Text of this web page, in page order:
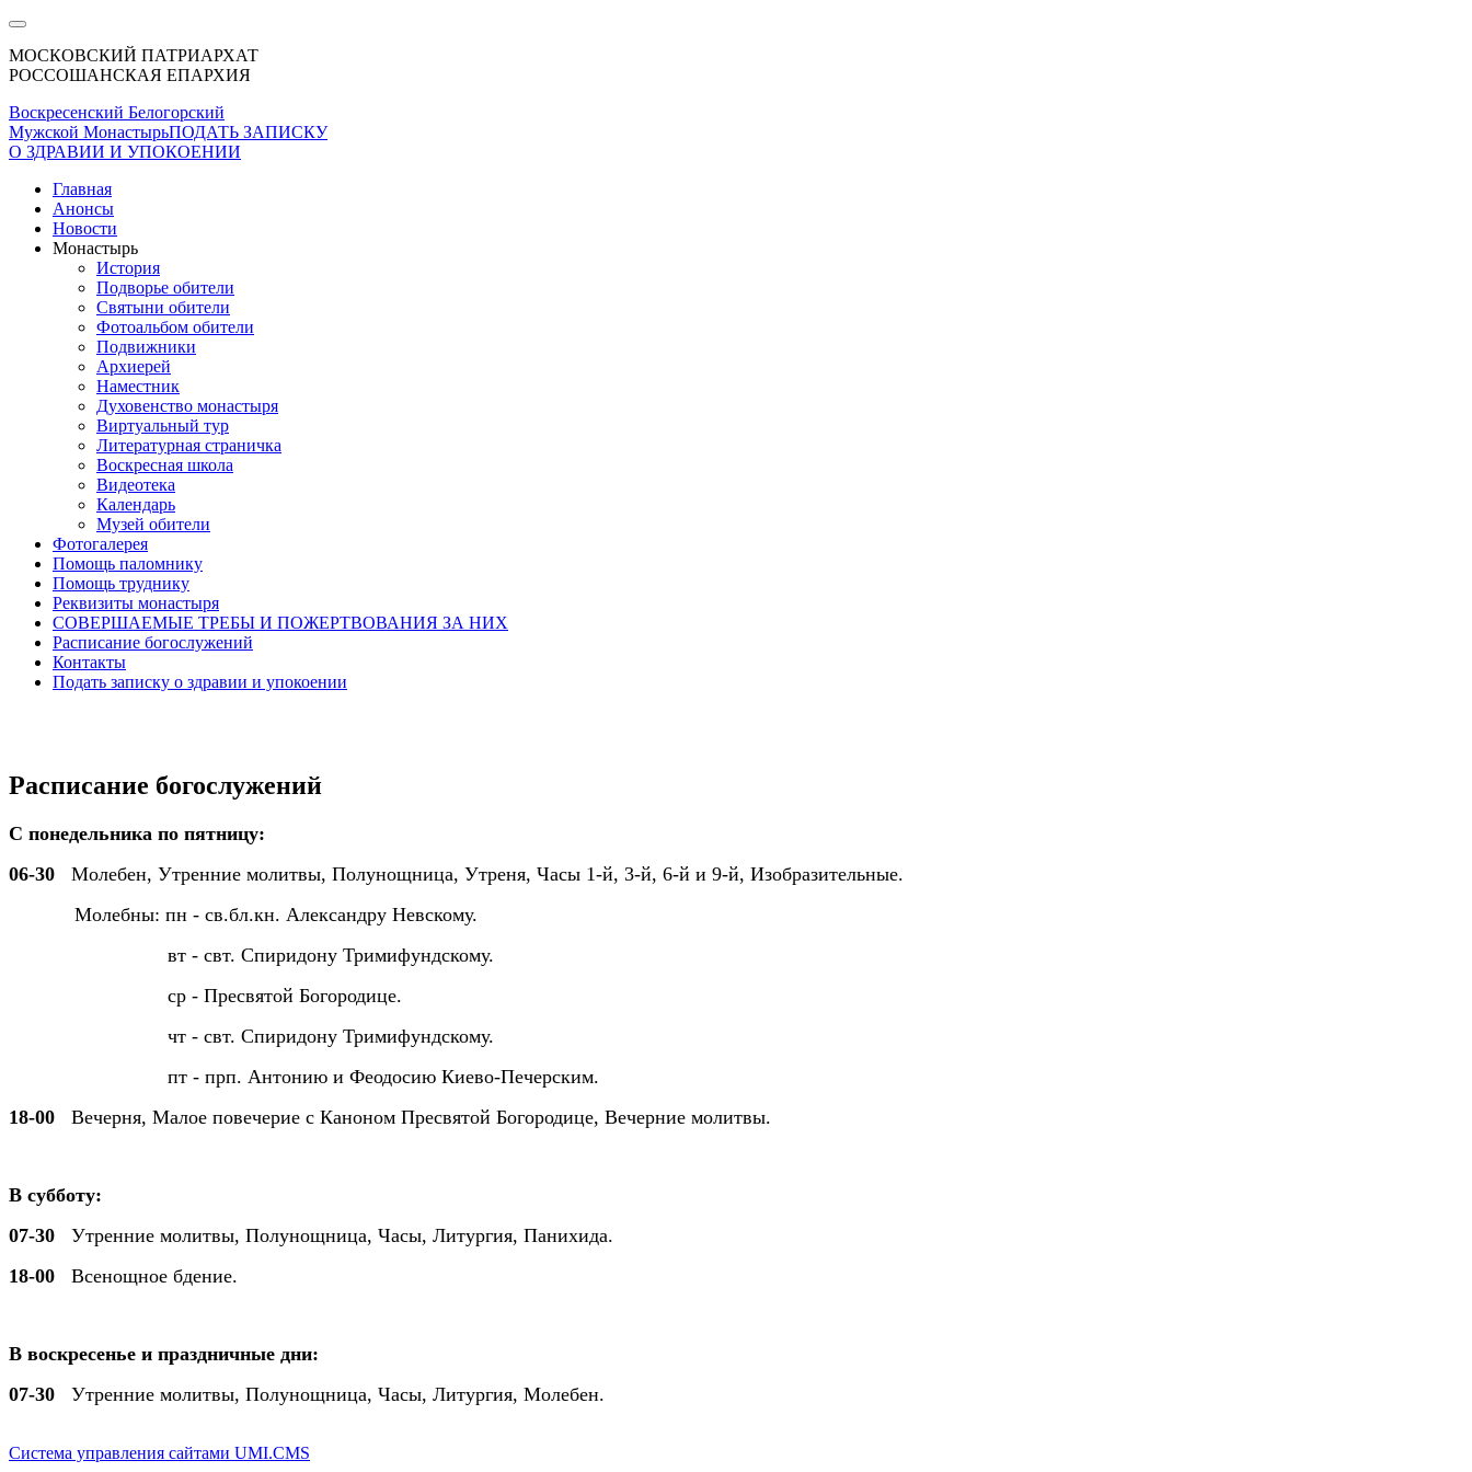
МОСКОВСКИЙ ПАТРИАРХАТ
РОССОШАНСКАЯ ЕПАРХИЯ
Воскресенский Белогорский
Мужской МонастырьПОДАТЬ ЗАПИСКУ
О ЗДРАВИИ И УПОКОЕНИИ
Главная
Анонсы
Новости
Монастырь
История
Подворье обители
Святыни обители
Фотоальбом обители
Подвижники
Архиерей
Наместник
Духовенство монастыря
Виртуальный тур
Литературная страничка
Воскресная школа
Видеотека
Календарь
Музей обители
Фотогалерея
Помощь паломнику
Помощь труднику
Реквизиты монастыря
СОВЕРШАЕМЫЕ ТРЕБЫ И ПОЖЕРТВОВАНИЯ ЗА НИХ
Расписание богослужений
Контакты
Подать записку о здравии и упокоении
Расписание богослужений
С понедельника по пятницу:
06-30 Молебен, Утренние молитвы, Полунощница, Утреня, Часы 1-й, 3-й, 6-й и 9-й, Изобразительные.
Молебны: пн - св.бл.кн. Александру Невскому.
вт - свт. Спиридону Тримифундскому.
ср - Пресвятой Богородице.
чт - свт. Спиридону Тримифундскому.
пт - прп. Антонию и Феодосию Киево-Печерским.
18-00 Вечерня, Малое повечерие с Каноном Пресвятой Богородице, Вечерние молитвы.
В субботу:
07-30
Утренние молитвы, Полунощница, Часы, Литургия, Панихида.
18-00
Всенощное бдение.
В воскресенье и праздничные дни:
07-30 Утренние молитвы, Полунощница, Часы, Литургия, Молебен.
Система управления сайтами UMI.CMS